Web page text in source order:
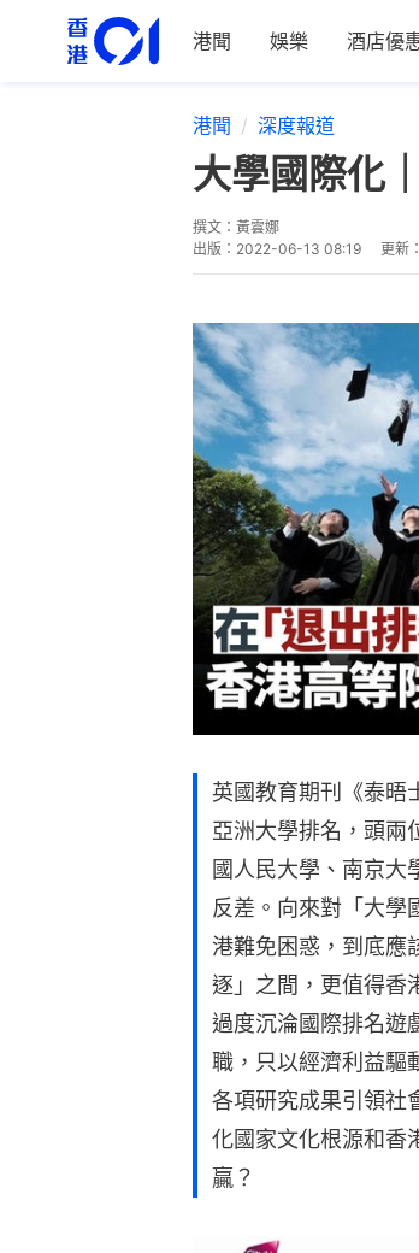
港聞 娛樂 酒店優
港聞 深度報道
大學國際化
撰文： 黃雲娜
出版： 2022-06-13 08:19 更新：
英國教育期刊《泰晤
亞洲大學排名，頭
國人民大學、南京大
反差。向來對「大學
港難免困惑，到底應
逐」之間，更值得
過度沉淪國際排名遊
職，只以經濟利益驅
各項研究成果引領社
化國家文化根源和香
贏？